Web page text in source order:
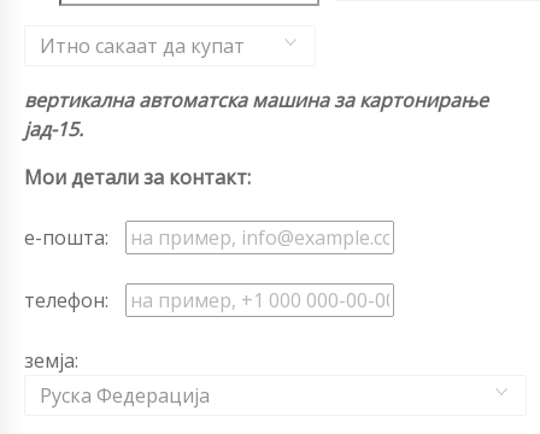
Итно сакаат да купат
вертикална автоматска машина за картонирање
јад-15.
Мои детали за контакт:
е-пошта:
телефон:
земја:
Руска Федерација